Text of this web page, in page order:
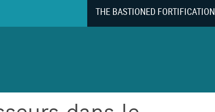
THE BASTIONED FORTIFICATION